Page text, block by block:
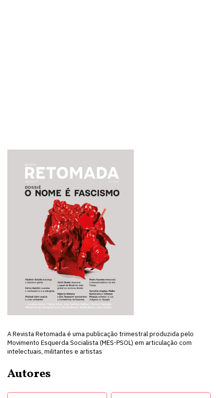
A Revista Retomada é uma publicação trimestral produzida pelo
Movimento Esquerda Socialista (MES-PSOL) em articulação com
intelectuais, militantes e artistas
Autores